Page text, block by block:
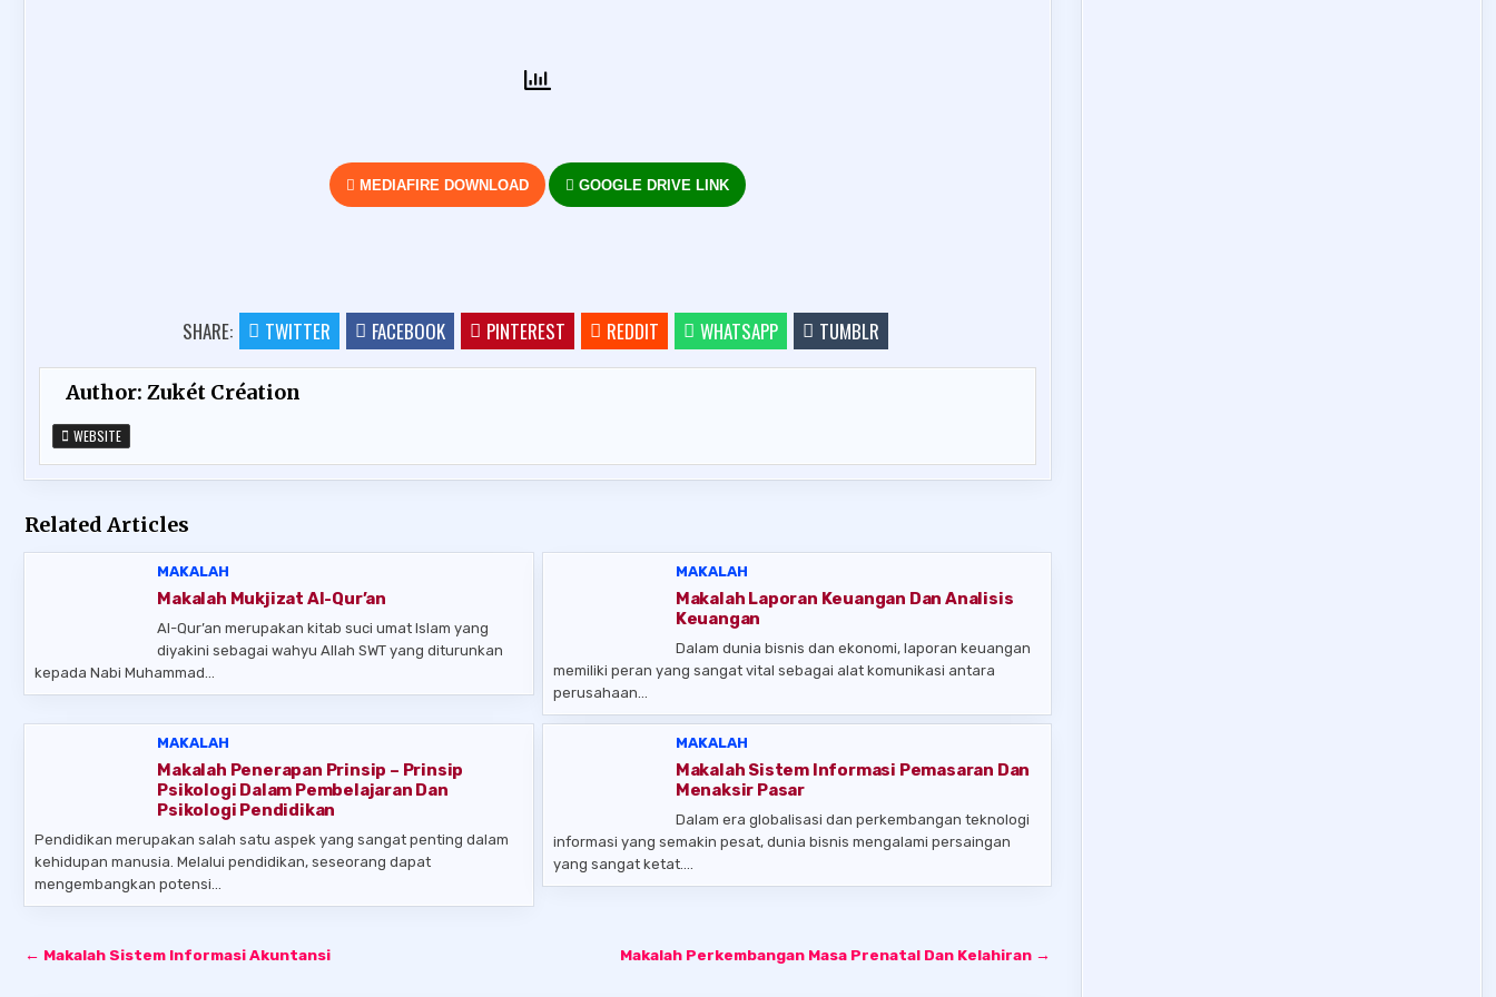
MEDIAFIRE DOWNLOAD GOOGLE DRIVE LINK
SHARE: TWITTER FACEBOOK PINTEREST REDDIT WHATSAPP TUMBLR
Author:Zukét Création
WEBSITE
Related Articles
MAKALAH
Makalah Mukjizat Al-Qur’an
Al-Qur’an merupakan kitab suci umat Islam yang
diyakini sebagai wahyu Allah SWT yang diturunkan
kepada Nabi Muhammad…
MAKALAH
Makalah Laporan Keuangan Dan Analisis
Keuangan
Dalam dunia bisnis dan ekonomi, laporan keuangan
memiliki peran yang sangat vital sebagai alat komunikasi antara
perusahaan…
MAKALAH
Makalah Penerapan Prinsip – Prinsip
Psikologi Dalam Pembelajaran Dan
Psikologi Pendidikan
Pendidikan merupakan salah satu aspek yang sangat penting dalam
kehidupan manusia. Melalui pendidikan, seseorang dapat
mengembangkan potensi…
MAKALAH
Makalah Sistem Informasi Pemasaran Dan
Menaksir Pasar
Dalam era globalisasi dan perkembangan teknologi
informasi yang semakin pesat, dunia bisnis mengalami persaingan
yang sangat ketat….
Post Makalah Perkembangan Masa Prenatal Dan Kelahiran →
← Makalah Sistem Informasi Akuntansi